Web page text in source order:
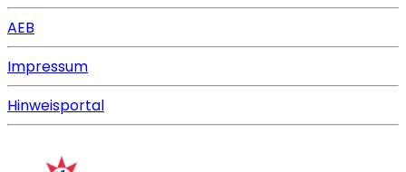
AEB
Impressum
Hinweisportal